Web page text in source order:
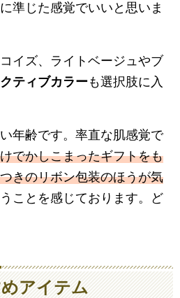
準じた感覚でいいと思いま
イズ、ライトベージュやブ
ティブカラーも選択肢に入
年齢です。率直な肌感覚で
でかしこまったギフトをも
きのリボン包装のほうが気
うことを感じております。ど
アイテム